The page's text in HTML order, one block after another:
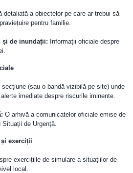
detaliată a obiectelor pe care ar trebui să
pentru familie.
și de inundații: Informații oficiale despre
secțiune (sau o bandă vizibilă pe site) unde
imediate despre riscurile iminente.
O arhivă a comunicatelor oficiale emise de
de Urgență.
exerciții
exercițiile de simulare a situațiilor de
local.